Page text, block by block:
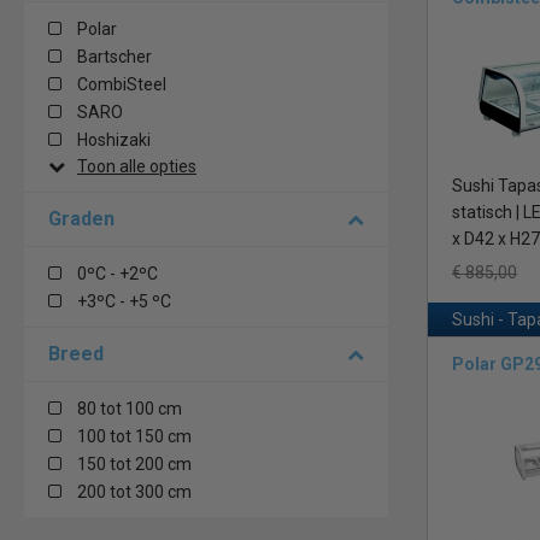
Polar
Bartscher
CombiSteel
SARO
Hoshizaki
Toon alle opties
Graden
0ºC - +2ºC
+3ºC - +5 ºC
Breed
80 tot 100 cm
100 tot 150 cm
150 tot 200 cm
200 tot 300 cm
Hoshizaki,
assortiment
bij Horeca
Tip: de sushi
Statische
koelkast
verspreid.
Sushi
statisch |
x D42 x
€ 885,00
Sushi -
Polar